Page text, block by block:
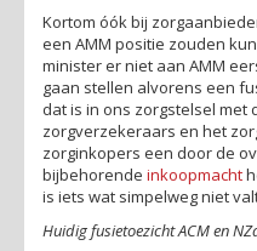
Kortom óók bij
een AMM positie zouden
minister er niet aan AMM
gaan stellen alvorens een
dat is in ons zorgstelsel met
zorgverzekeraars en het
zorginkopers een door de
bijbehorende inkoopmacht
is iets wat simpelweg niet
Huidig fusietoezicht ACM en